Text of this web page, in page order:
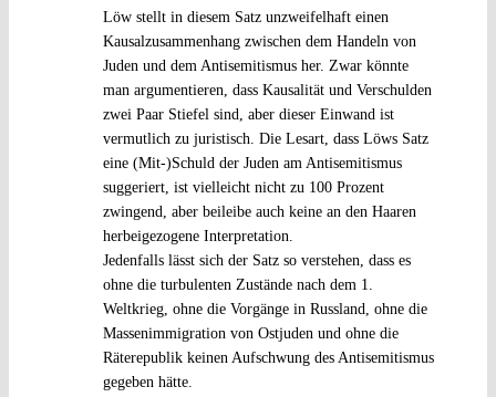
Löw stellt in diesem Satz unzweifelhaft einen
Kausalzusammenhang zwischen dem Handeln von
Juden und dem Antisemitismus her. Zwar könnte
man argumentieren, dass Kausalität und Verschulden
zwei Paar Stiefel sind, aber dieser Einwand ist
vermutlich zu juristisch. Die Lesart, dass Löws Satz
eine (Mit-)Schuld der Juden am Antisemitismus
suggeriert, ist vielleicht nicht zu 100 Prozent
zwingend, aber beileibe auch keine an den Haaren
herbeigezogene Interpretation.
Jedenfalls lässt sich der Satz so verstehen, dass es
ohne die turbulenten Zustände nach dem 1.
Weltkrieg, ohne die Vorgänge in Russland, ohne die
Massenimmigration von Ostjuden und ohne die
Räterepublik keinen Aufschwung des Antisemitismus
gegeben hätte.